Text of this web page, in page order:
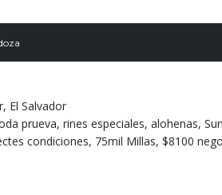
El Salvador
prueva, rines especiales, alohenas,
condiciones, 75mil Millas, $8100